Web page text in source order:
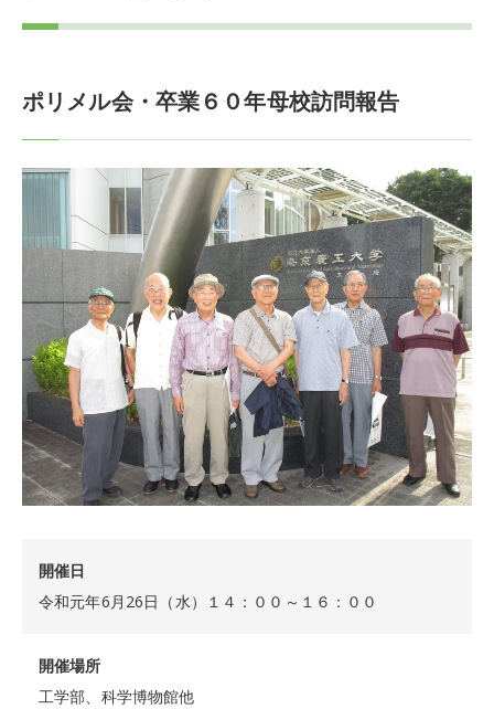
ポリメル会・卒業６０年母校訪問報告
開催日
令和元年6月26日（水）１４：００～１６：００
開催場所
工学部、科学博物館他